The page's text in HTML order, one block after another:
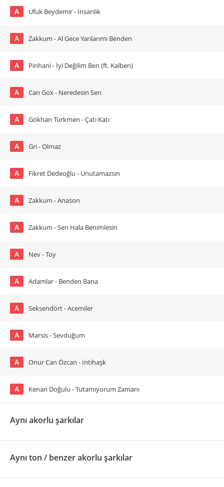
A Ufuk Beydemir - İnsanlık
A Zakkum - Al Gece Yarılarımı Benden
A Pinhani - İyi Değilim Ben (ft. Kalben)
A Can Gox - Neredesin Sen
A Gökhan Türkmen - Çatı Katı
A Gri - Olmaz
A Fikret Dedeoğlu - Unutamazsın
A Zakkum - Anason
A Zakkum - Sen Hala Benimlesin
A Nev - Toy
A Adamlar - Benden Bana
A Seksendört - Acemiler
A Marsis - Sevduğum
A Onur Can Özcan - İntihaşk
A Kenan Doğulu - Tutamıyorum Zamanı
Aynı akorlu şarkılar
Aynı ton / benzer akorlu şarkılar